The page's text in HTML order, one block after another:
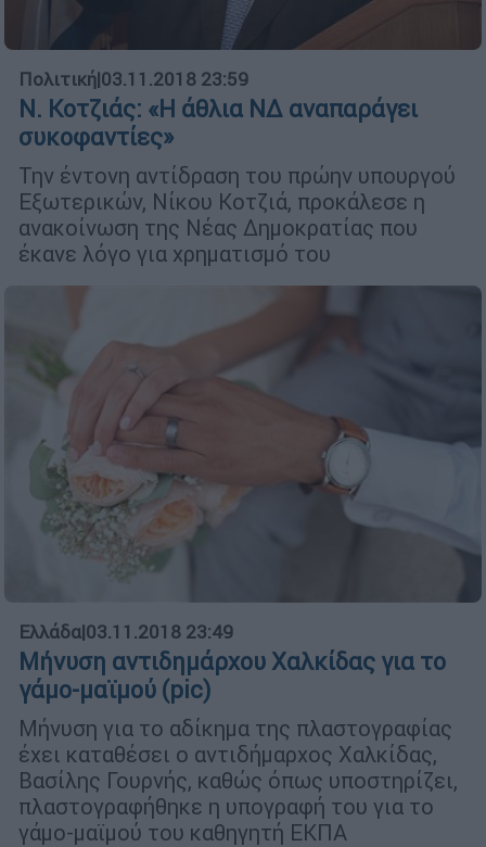
Πολιτική|03.11.2018 23:59
Ν. Κοτζιάς: «Η άθλια ΝΔ αναπαράγει
συκοφαντίες»
Την έντονη αντίδραση του πρώην υπουργού
Εξωτερικών, Νίκου Κοτζιά, προκάλεσε η
ανακοίνωση της Νέας Δημοκρατίας που
έκανε λόγο για χρηματισμό του
Ελλάδα|03.11.2018 23:49
Μήνυση αντιδημάρχου Χαλκίδας για το
γάμο-μαϊμού (pic)
Μήνυση για το αδίκημα της πλαστογραφίας
έχει καταθέσει ο αντιδήμαρχος Χαλκίδας,
Βασίλης Γουρνής, καθώς όπως υποστηρίζει,
πλαστογραφήθηκε η υπογραφή του για το
γάμο-μαϊμού του καθηγητή ΕΚΠΑ